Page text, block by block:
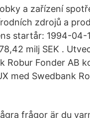
a zařízení
zdrojů a
startår: 1994-04-
milj SEK .
Robur Fonder AB
med Swedbank
frågor är du